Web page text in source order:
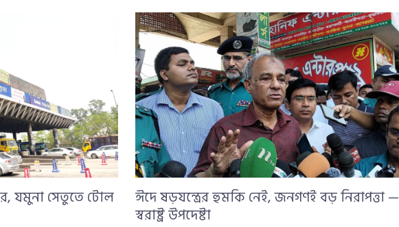
যমুনা সেতুতে টোল
ঈদে ষড়যন্ত্রের হুমকি নেই, জনগণই বড় নিরাপত্তা —
স্বরাষ্ট্র উপদেষ্টা